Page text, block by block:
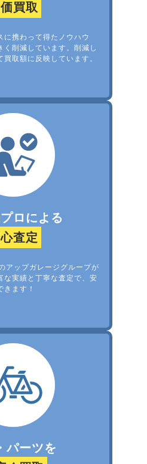
買取
に携わって得たノウハウ
く削減しています。削減し
取額に反映しています。
ロによる
査定
アップガレージグループが
な実績と丁寧な査定で、安
ます！
パーツを